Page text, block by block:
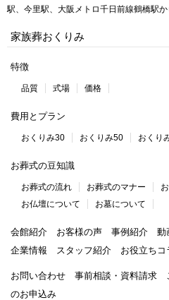
駅、今里駅、大阪メトロ千日前線鶴橋駅か
家族葬おくりみ
特徴
品質 式場 価格
費用とプラン
おくりみ30 おくりみ50 おくり
お葬式の豆知識
お葬式の流れ お葬式のマナー
お仏壇について
お墓について
会館紹介 お客様の声 事例紹介 動
企業情報
スタッフ紹介 お役立ちコ
お問い合わせ 事前相談・資料請求
のお申込み